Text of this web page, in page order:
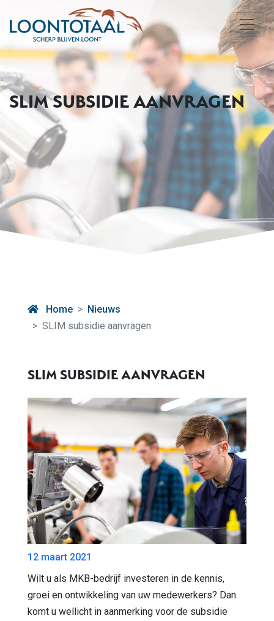
SLIM SUBSIDIE AANVRAGEN
Home
Nieuws
SLIM subsidie aanvragen
SLIM SUBSIDIE AANVRAGEN
12 maart 2021
Wilt u als MKB-bedrijf investeren in de kennis,
groei en ontwikkeling van uw medewerkers? Dan
komt u wellicht in aanmerking voor de subsidie